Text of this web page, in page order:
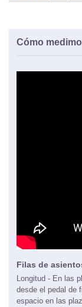
Cómo
Filas de
Longitud - En las
desde el pedal de
espacio en las